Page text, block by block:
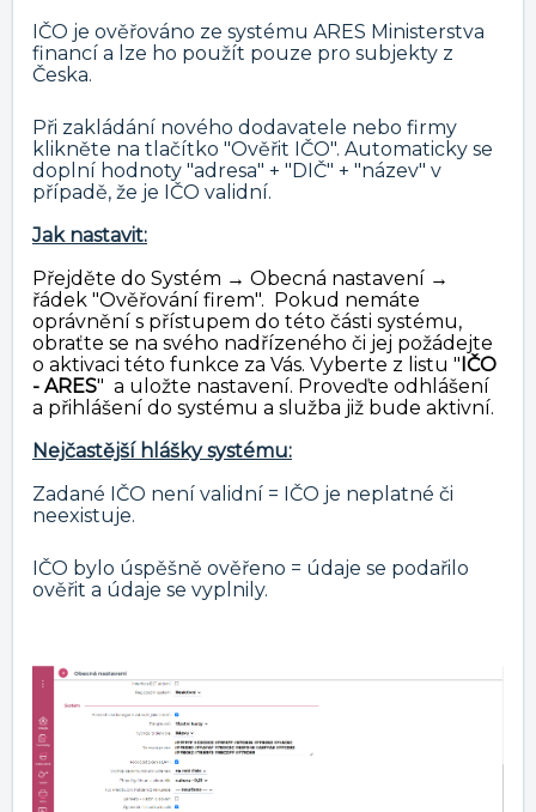
IČO je ověřováno ze systému ARES Ministerstva
financí a lze ho použít pouze pro subjekty z
Česka.
Při zakládání nového dodavatele nebo firmy
klikněte na tlačítko "Ověřit IČO". Automaticky se
doplní hodnoty "adresa" + "DIČ" + "název" v
případě, že je IČO validní.
Jak nastavit:
Přejděte do Systém → Obecná nastavení →
řádek "Ověřování firem". Pokud nemáte
oprávnění s přístupem do této části systému,
obraťte se na svého nadřízeného či jej požádejte
o aktivaci této funkce za Vás. Vyberte z listu " IČO
- ARES" a uložte nastavení. Proveďte odhlášení
a přihlášení do systému a služba již bude aktivní.
Nejčastější hlášky systému:
Zadané IČO není validní = IČO je neplatné či
neexistuje.
IČO bylo úspěšně ověřeno = údaje se podařilo
ověřit a údaje se vyplnily.